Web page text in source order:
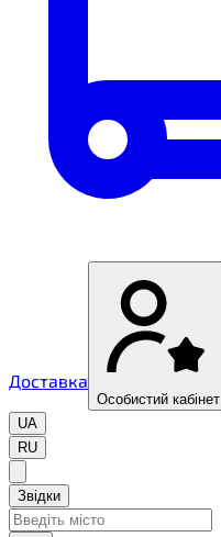
Доставка
Особистий кабінет
UA
RU
Звідки